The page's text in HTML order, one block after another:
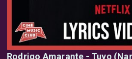
Rodrigo Amarante - Tuyo